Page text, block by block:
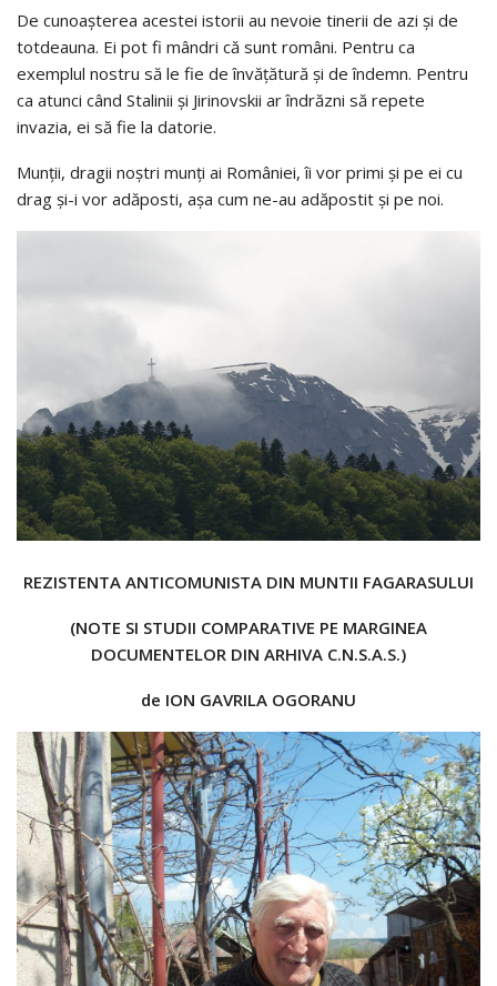
De cunoaşterea acestei istorii au nevoie tinerii de azi şi de
totdeauna. Ei pot fi mândri că sunt români. Pentru ca
exemplul nostru să le fie de învăţătură şi de îndemn. Pentru
ca atunci când Stalinii şi Jirinovskii ar îndrăzni să repete
invazia, ei să fie la datorie.
Munţii, dragii noştri munţi ai României, îi vor primi şi pe ei cu
drag şi-i vor adăposti, aşa cum ne-au adăpostit şi pe noi.
REZISTENTA ANTICOMUNISTA DIN MUNTII FAGARASULUI
(NOTE SI STUDII COMPARATIVE PE MARGINEA
DOCUMENTELOR DIN ARHIVA C.N.S.A.S.)
de ION GAVRILA OGORANU